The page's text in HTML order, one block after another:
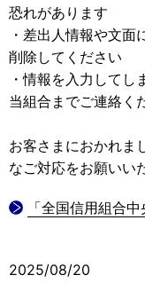
恐れがあります
・差出人情報や文
削除してください
・情報を入力して
当組合までご連絡く
お客さまにおかれま
なご対応をお願いい
「全国信用組合
2025/08/20